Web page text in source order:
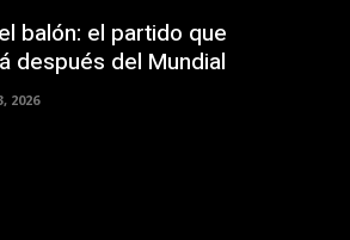
balón: el partido que
después del Mundial
2026